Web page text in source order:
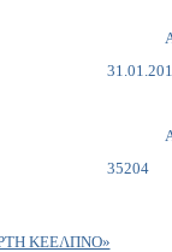
35204
ΚΕΕΛΠΝΟ»